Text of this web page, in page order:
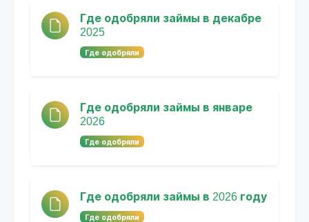
Где одобряли займы в декабре
2025
Где одобряли
Где одобряли займы в январе
2026
Где одобряли
Где одобряли займы в 2026 году
Где одобряли